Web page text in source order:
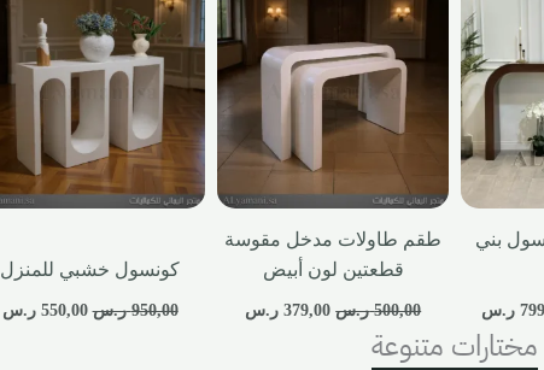
بني
ر.س
طقم طاولات مدخل مقوسة
قطعتين لون أبيض
500,00 ر.س 379,00 ر.س
كونسول خشبي للمنزل
950,00 ر.س 550,00 ر.س
مختارات متنوعة